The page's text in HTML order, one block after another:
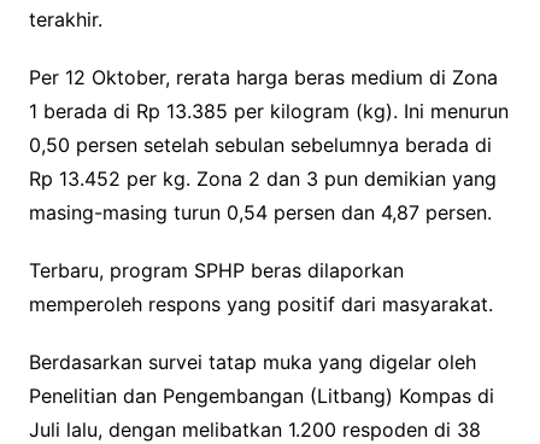
terakhir.
Per 12 Oktober, rerata harga beras medium di Zona
1 berada di Rp 13.385 per kilogram (kg). Ini menurun
0,50 persen setelah sebulan sebelumnya berada di
Rp 13.452 per kg. Zona 2 dan 3 pun demikian yang
masing-masing turun 0,54 persen dan 4,87 persen.
Terbaru, program SPHP beras dilaporkan
memperoleh respons yang positif dari masyarakat.
Berdasarkan survei tatap muka yang digelar oleh
Penelitian dan Pengembangan (Litbang) Kompas di
Juli lalu, dengan melibatkan 1.200 respoden di 38